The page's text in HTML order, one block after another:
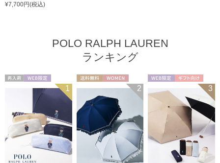
¥7,700円(税込)
POLO RALPH LAUREN
ランキング
1 2
ギフト向け
UNISEX
3